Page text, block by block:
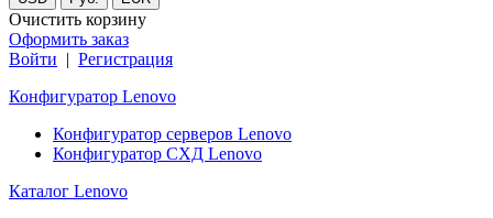
Очистить корзину
Оформить заказ
Войти | Регистрация
Конфигуратор Lenovo
Конфигуратор серверов Lenovo
Конфигуратор СХД Lenovo
Каталог Lenovo